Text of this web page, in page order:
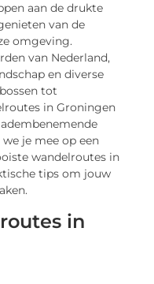
aan de drukte
van de
omgeving.
van Nederland,
en diverse
tot
in Groningen
je mee op een
wandelroutes in
tips om jouw
in